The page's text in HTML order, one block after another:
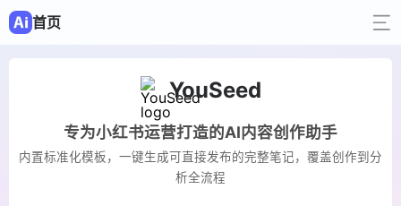
首页
YouSeed
专为小红书运营打造的AI内容创作助手
内置标准化模板，一键生成可直接发布的完整笔记，覆盖创作到分
析全流程